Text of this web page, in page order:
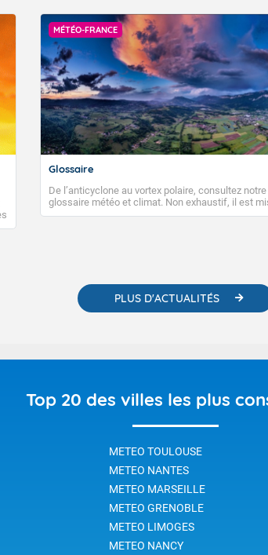
MÉTÉO-FRANCE
Glossaire
De l’anticyclone au vortex polaire, consultez notre
glossaire météo et climat. Non exhaustif, il est
régulièrement, au fil de nos publications. Vous y
PLUS D'ACTUALITÉS
Top 20 des villes les plus
METEO TOULOUSE
METEO NANTES
METEO MARSEILLE
METEO GRENOBLE
METEO LIMOGES
METEO NANCY